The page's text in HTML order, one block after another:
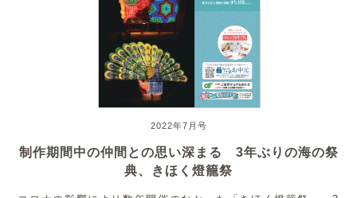
2022年7月号
制作期間中の仲間との思い深まる 3年ぶりの海の祭
典、きほく燈籠祭